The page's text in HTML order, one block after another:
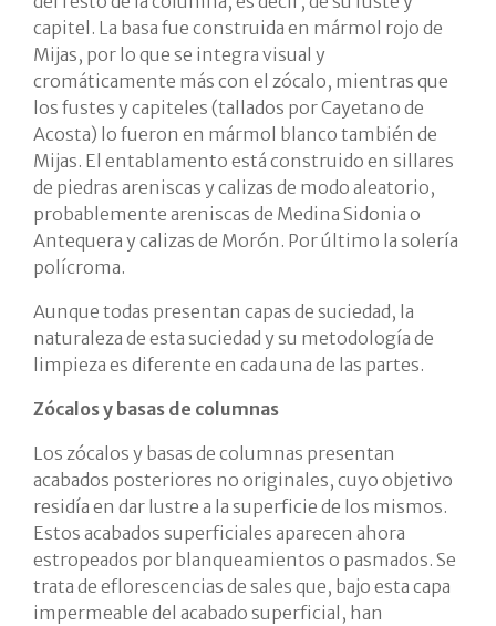
capitel. La basa fue construida en mármol rojo de
Mijas, por lo que se integra visual y
cromáticamente más con el zócalo, mientras que
los fustes y capiteles (tallados por Cayetano de
Acosta) lo fueron en mármol blanco también de
Mijas. El entablamento está construido en sillares
de piedras areniscas y calizas de modo aleatorio,
probablemente areniscas de Medina Sidonia o
Antequera y calizas de Morón. Por último la solería
polícroma.
Aunque todas presentan capas de suciedad, la
naturaleza de esta suciedad y su metodología de
limpieza es diferente en cada una de las partes.
Zócalos y basas de columnas
Los zócalos y basas de columnas presentan
acabados posteriores no originales, cuyo objetivo
residía en dar lustre a la superficie de los mismos.
Estos acabados superficiales aparecen ahora
estropeados por blanqueamientos o pasmados. Se
trata de eflorescencias de sales que, bajo esta capa
impermeable del acabado superficial, han